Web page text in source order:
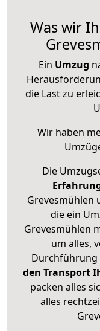
Was wir
Ein Umzug
die Last zu
Wir haben
Die
Grevesmühlen
die ein
Grevesmühlen
um alles,
Durchführung
den Transport
packen alles
alles